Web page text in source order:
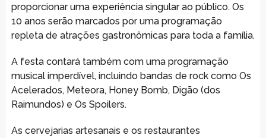
proporcionar uma experiência singular ao público. Os
10 anos serão marcados por uma programação
repleta de atrações gastronômicas para toda a família.
A festa contará também com uma programação
musical imperdível, incluindo bandas de rock como Os
Acelerados, Meteora, Honey Bomb, Digão (dos
Raimundos) e Os Spoilers.
As cervejarias artesanais e os restaurantes